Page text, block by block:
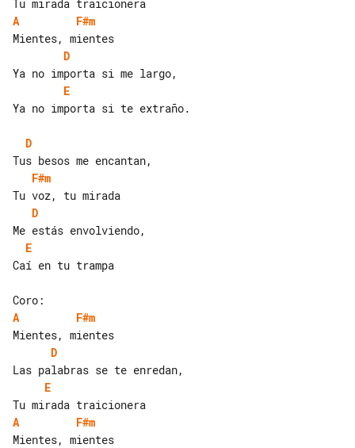
A
F#m
D
E
Ya no importa si te extraño.
D
F#m
D
E
Caí en tu trampa
A
F#m
D
E
A
F#m